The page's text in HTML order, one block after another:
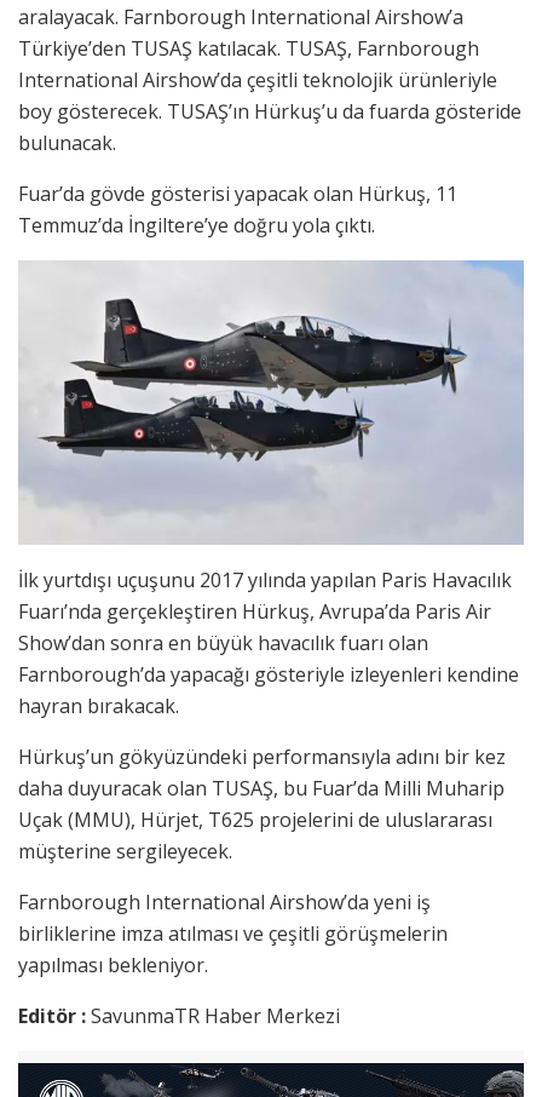
aralayacak. Farnborough International Airshow’a
Türkiye’den TUSAŞ katılacak. TUSAŞ, Farnborough
International Airshow’da çeşitli teknolojik ürünleriyle
boy gösterecek. TUSAŞ’ın Hürkuş’u da fuarda gösteride
bulunacak.
Fuar’da gövde gösterisi yapacak olan Hürkuş, 11
Temmuz’da İngiltere’ye doğru yola çıktı.
İlk yurtdışı uçuşunu 2017 yılında yapılan Paris Havacılık
Fuarı’nda gerçekleştiren Hürkuş, Avrupa’da Paris Air
Show’dan sonra en büyük havacılık fuarı olan
Farnborough’da yapacağı gösteriyle izleyenleri kendine
hayran bırakacak.
Hürkuş’un gökyüzündeki performansıyla adını bir kez
daha duyuracak olan TUSAŞ, bu Fuar’da Milli Muharip
Uçak (MMU), Hürjet, T625 projelerini de uluslararası
müşterine sergileyecek.
Farnborough International Airshow’da yeni iş
birliklerine imza atılması ve çeşitli görüşmelerin
yapılması bekleniyor.
Editör :SavunmaTR Haber Merkezi